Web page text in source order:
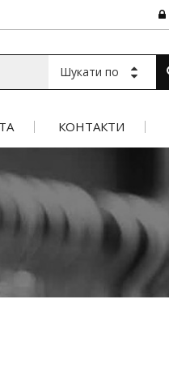
Шукати по
КОНТАКТИ